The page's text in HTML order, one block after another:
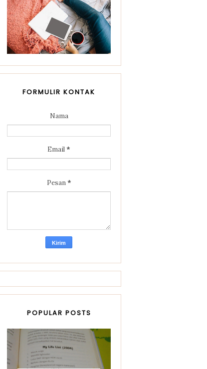
FORMULIR KONTAK
Nama
Email *
Pesan *
POPULAR POSTS